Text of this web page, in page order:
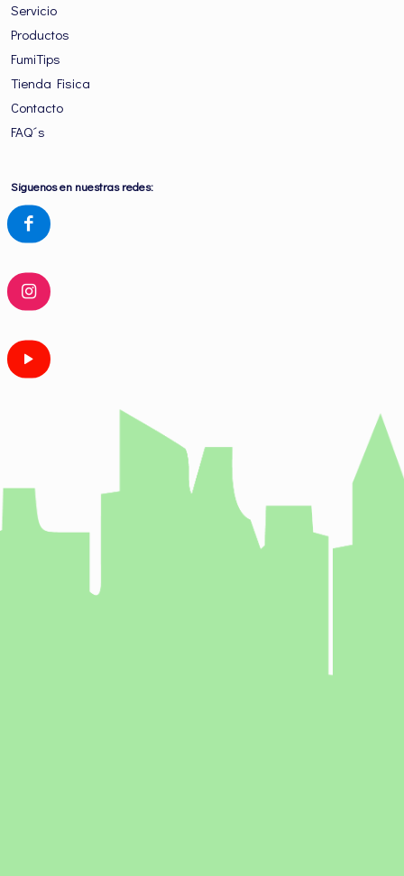
Servicio
Productos
FumiTips
Tienda Fisica
Contacto
FAQ´s
Siguenos en nuestras redes: